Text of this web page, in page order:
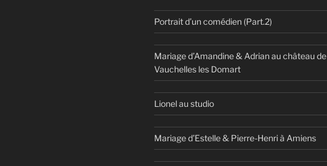
Portrait d’un comédien (Part.2)
Mariage d’Amandine & Adrian au château de
Vauchelles les Domart
Lionel au studio
Mariage d’Estelle & Pierre-Henri à Amiens